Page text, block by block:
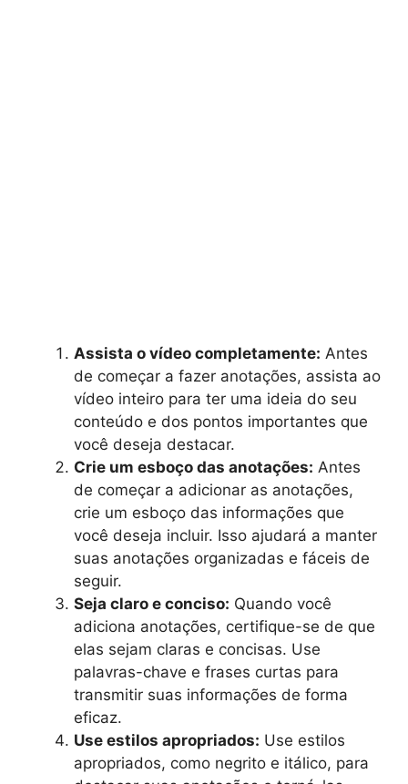
Assista o vídeo completamente: Antes
de começar a fazer anotações, assista ao
vídeo inteiro para ter uma ideia do seu
conteúdo e dos pontos importantes que
você deseja destacar.
Crie um esboço das anotações: Antes
de começar a adicionar as anotações,
crie um esboço das informações que
você deseja incluir. Isso ajudará a manter
suas anotações organizadas e fáceis de
seguir.
Seja claro e conciso: Quando você
adiciona anotações, certifique-se de que
elas sejam claras e concisas. Use
palavras-chave e frases curtas para
transmitir suas informações de forma
eficaz.
Use estilos apropriados: Use estilos
apropriados, como negrito e itálico, para